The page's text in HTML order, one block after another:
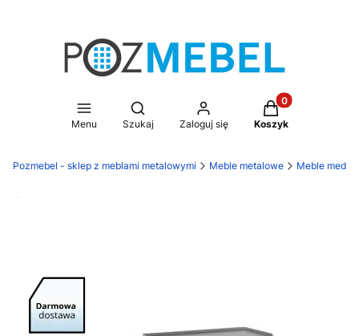
Menu
Otwórz wyszukiwarkę
Szukaj Zaloguj się
Produkty w
Koszyk
Pozmebel - sklep z meblami metalowymi Meble metalowe Meble
Darmowa dostawa